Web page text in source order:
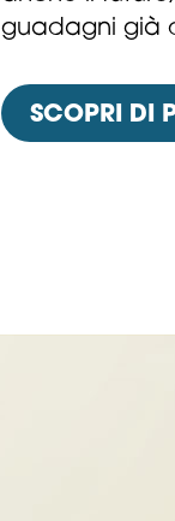
guadagni già
SCOPRI DI